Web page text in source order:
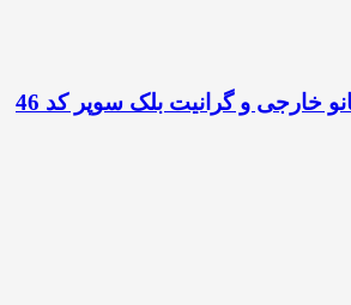
خارجی و گرانیت بلک سوپر کد 46